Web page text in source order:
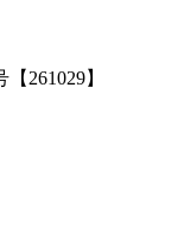
261029】